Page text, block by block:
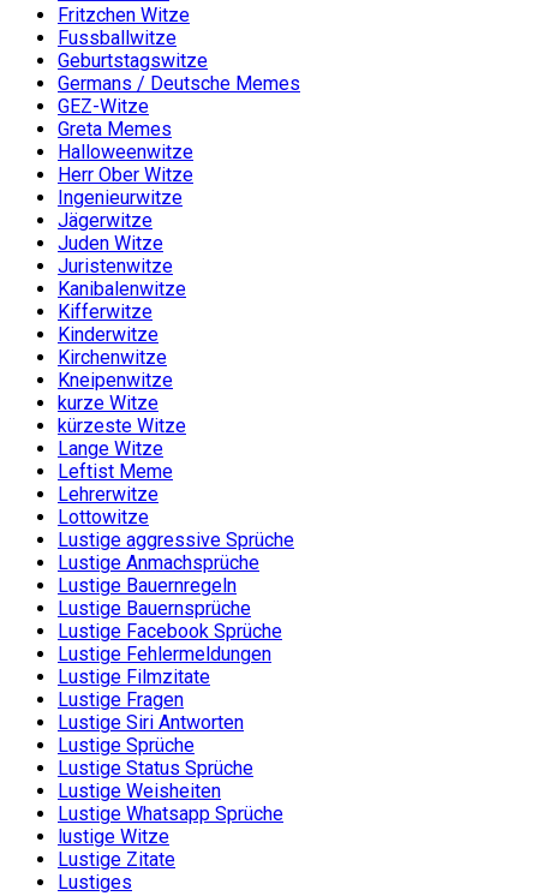
Fritzchen Witze
Fussballwitze
Geburtstagswitze
Germans / Deutsche Memes
GEZ-Witze
Greta Memes
Halloweenwitze
Herr Ober Witze
Ingenieurwitze
Jägerwitze
Juden Witze
Juristenwitze
Kanibalenwitze
Kifferwitze
Kinderwitze
Kirchenwitze
Kneipenwitze
kurze Witze
kürzeste Witze
Lange Witze
Leftist Meme
Lehrerwitze
Lottowitze
Lustige aggressive Sprüche
Lustige Anmachsprüche
Lustige Bauernregeln
Lustige Bauernsprüche
Lustige Facebook Sprüche
Lustige Fehlermeldungen
Lustige Filmzitate
Lustige Fragen
Lustige Siri Antworten
Lustige Sprüche
Lustige Status Sprüche
Lustige Weisheiten
Lustige Whatsapp Sprüche
lustige Witze
Lustige Zitate
Lustiges